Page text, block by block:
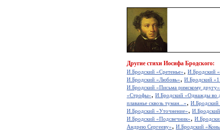
Другие стихи Иосифа Бродского:
И.Бродский «Сретенье», И.Бродский
И.Бродский «Любовь», И.Бродский «1
И.Бродский «Письма римскому другу»
«Строфы», И.Бродский «Однажды во
плаванье сквозь туман...», И.Бродский
И.Бродский «Уточнение»,
И.Бродский «Подсвечник»,
Андрею Сергееву», И.Бродский